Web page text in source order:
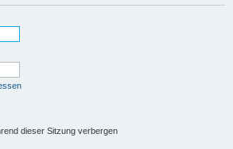
dieser Sitzung verbergen